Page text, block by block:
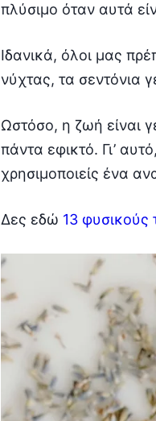
πλύσιμο όταν αυτά
Ιδανικά, όλοι μας
νύχτας, τα σεντόνια
Ωστόσο, η ζωή είναι
πάντα εφικτό. Γι’
χρησιμοποιείς ένα
Δες εδώ 13 φυσικούς